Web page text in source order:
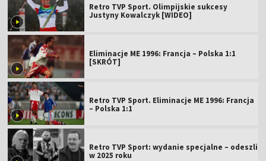
Retro TVP Sport. Olimpijskie sukcesy
Justyny Kowalczyk [WIDEO]
Eliminacje ME 1996: Francja – Polska 1:1
[SKRÓT]
Retro TVP Sport. Eliminacje ME 1996: Francja
– Polska 1:1
Retro TVP Sport: wydanie specjalne – odeszli
w 2025 roku